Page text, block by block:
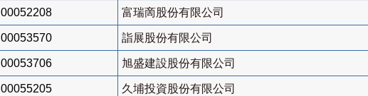
00052208 富瑞啇股份有限公司
00053570 詣展股份有限公司
00053706 旭盛建設股份有限公司
00055205 久埔投資股份有限公司